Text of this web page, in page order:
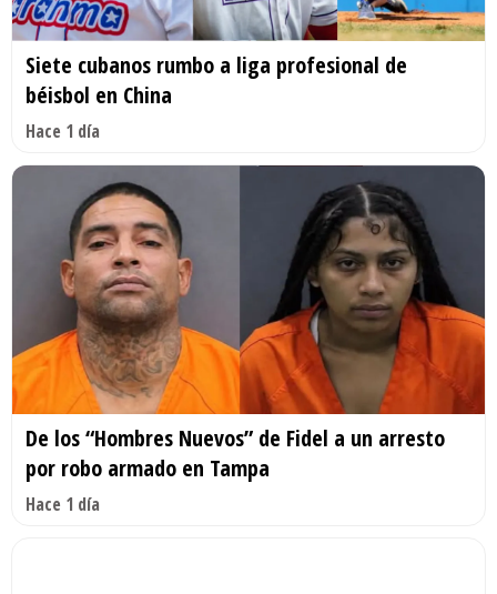
Siete cubanos rumbo a liga profesional de
béisbol en China
Hace 1 día
De los “Hombres Nuevos” de Fidel a un arresto
por robo armado en Tampa
Hace 1 día